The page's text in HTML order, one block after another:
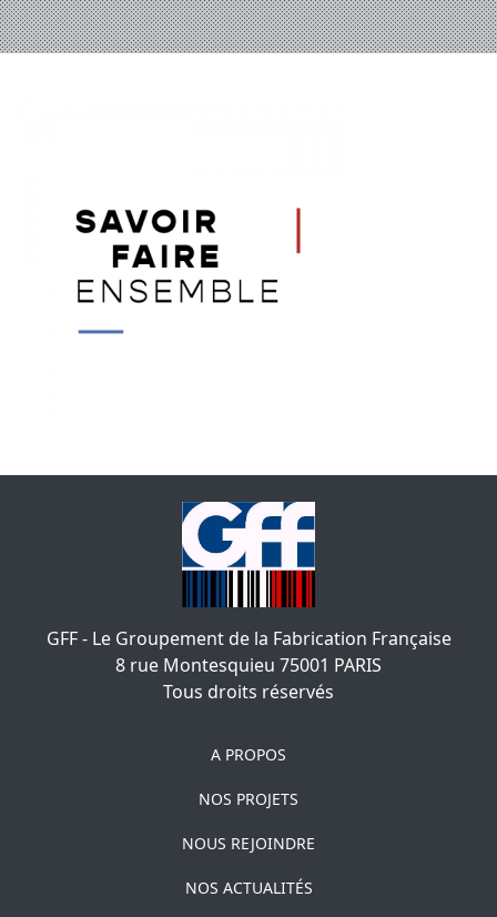
GFF - Le Groupement de la Fabrication Française
8 rue Montesquieu 75001 PARIS
Tous droits réservés
A PROPOS
NOS PROJETS
NOUS REJOINDRE
NOS ACTUALITÉS